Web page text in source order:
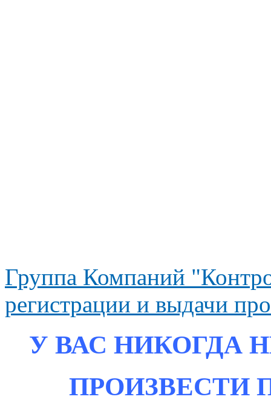
Группа Компаний
регистрации и выдачи
У ВАС НИКОГДА
ПРОИЗВЕСТИ